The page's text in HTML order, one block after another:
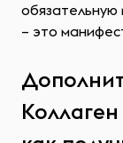
обязательную
– это